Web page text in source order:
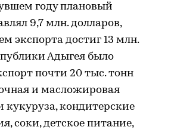
году плановый
9,7 млн. долларов,
экспорта достиг 13 млн.
Адыгея было
почти 20 тыс. тонн
и масложировая
кукуруза, кондитерские
соки, детское питание,